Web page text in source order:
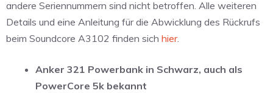
andere Seriennummern sind nicht betroffen. Alle weiteren
Details und eine Anleitung für die Abwicklung des Rückrufs
beim Soundcore A3102 finden sich hier.
Anker 321 Powerbank in Schwarz, auch als
PowerCore 5k bekannt